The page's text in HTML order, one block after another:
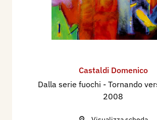
Castaldi Domenico
Dalla serie fuochi - Tornando
2008